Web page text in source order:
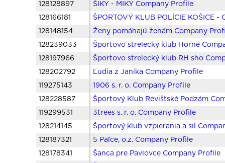
128128897
ŠIKY - MIKY Company Profile
128166181
ŠPORTOVÝ KLUB POLÍCIE KOŠICE -
128148154
Ženy pomáhajú ženám Company
128239033
Športovo strelecký klub Horné
128197966
Športovo strelecký klub RH sho
128202792
Ľudia z Janíka Company Profile
119275143
1906 s. r. o. Company Profile
128228587
Športový Klub Revištské Podzám
119299531
3trees s. r. o. Company Profile
128214145
Športový klub vzpierania a sil
128187321
5 Paľce, o.z. Company Profile
128178341
Šanca pre Pavlovce Company Profile